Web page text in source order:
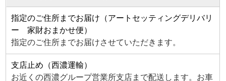
指定のご住所までお届け（アートセッティングデリバリ
ー 家財おまかせ便）
指定のご住所までお届けさせていただきます。
支店止め（西濃運輸）
お近くの西濃グループ営業所支店まで配送します。お車